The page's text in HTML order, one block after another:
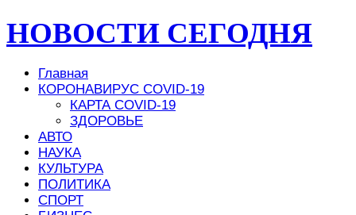
НОВОСТИ СЕГОДНЯ
Главная
КОРОНАВИРУС COVID-19
КАРТА COVID-19
ЗДОРОВЬЕ
АВТО
НАУКА
КУЛЬТУРА
ПОЛИТИКА
СПОРТ